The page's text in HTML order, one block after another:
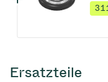
Ersatzteile